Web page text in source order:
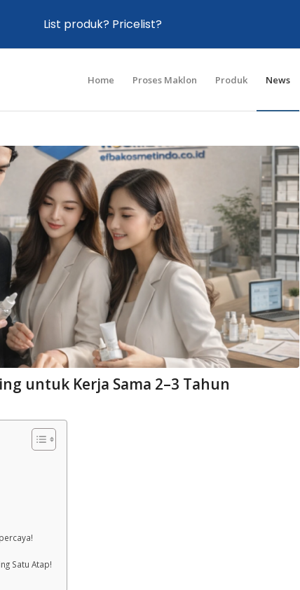
Home Proses Maklon Produk News
untuk Kerja Sama 2–3 Tahun
Satu Atap!
List produk? Pricelist?